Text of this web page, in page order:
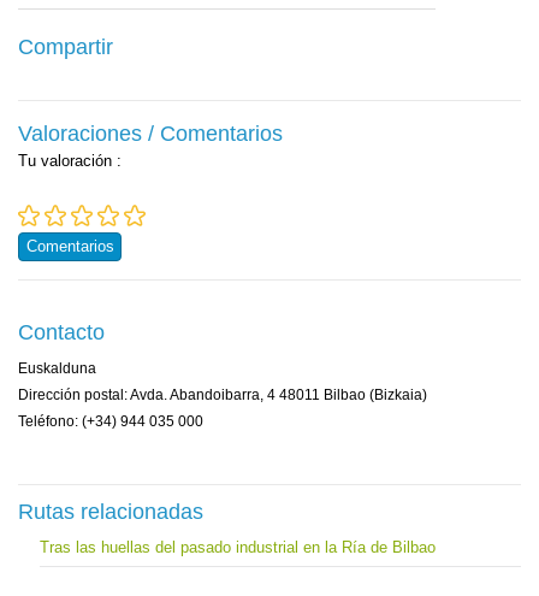
Compartir
Valoraciones / Comentarios
Tu valoración :
Comentarios
Contacto
Euskalduna
Dirección postal: Avda. Abandoibarra, 4 48011 Bilbao (Bizkaia)
Teléfono: (+34) 944 035 000
Rutas relacionadas
Tras las huellas del pasado industrial en la Ría de Bilbao